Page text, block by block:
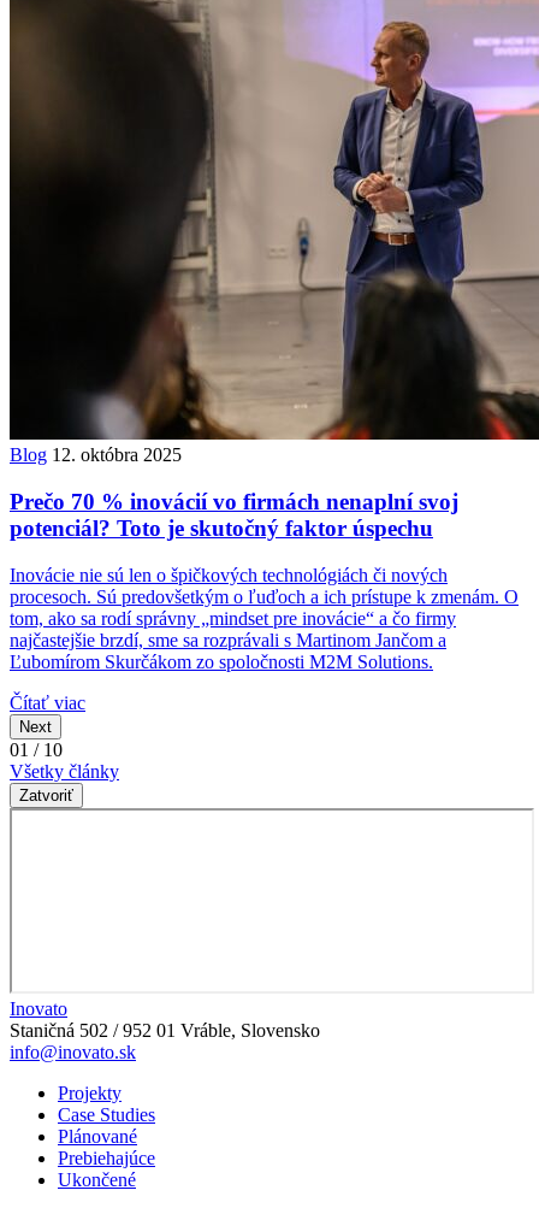
Blog 12. októbra 2025
Prečo 70 % inovácií vo firmách nenaplní svoj
potenciál? Toto je skutočný faktor úspechu
Inovácie nie sú len o špičkových technológiách či nových
procesoch. Sú predovšetkým o ľuďoch a ich prístupe k zmenám. O
tom, ako sa rodí správny „mindset pre inovácie“ a čo firmy
najčastejšie brzdí, sme sa rozprávali s Martinom Jančom a
Ľubomírom Skurčákom zo spoločnosti M2M Solutions.
Čítať viac
Next
01 / 10
Všetky články
Zatvoriť
Inovato
Staničná 502 / 952 01 Vráble, Slovensko
info@inovato.sk
Projekty
Case Studies
Plánované
Prebiehajúce
Ukončené